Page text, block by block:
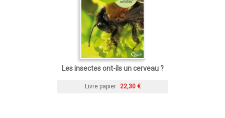
Les insectes ont-ils un cerveau ?
Livre papier 22,30 €